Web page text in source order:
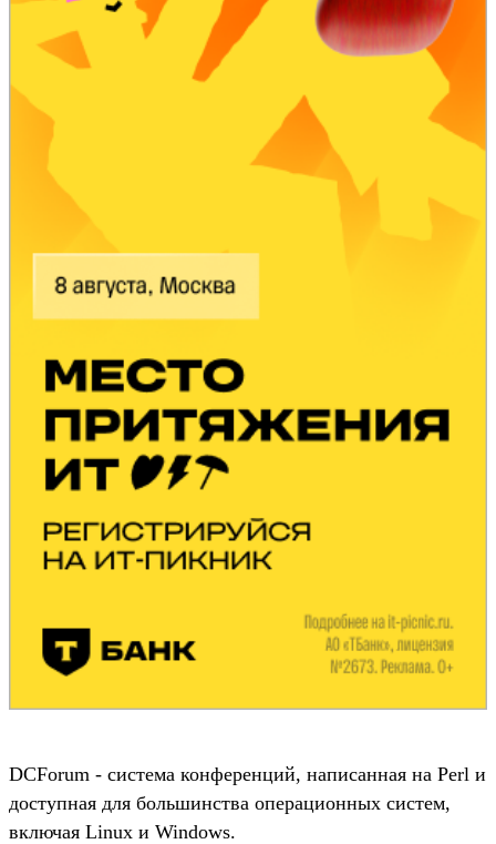
DCForum - система конференций, написанная на Perl и
доступная для большинства операционных систем,
включая Linux и Windows.